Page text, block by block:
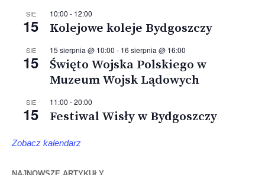
SIE
15
10:00 - 12:00
Kolejowe koleje Bydgoszczy
SIE
15
15 sierpnia @ 10:00 - 16 sierpnia @ 16:00
Święto Wojska Polskiego w
Muzeum Wojsk Lądowych
SIE
15
11:00 -20:00
Festiwal Wisły w Bydgoszczy
Zobacz kalendarz